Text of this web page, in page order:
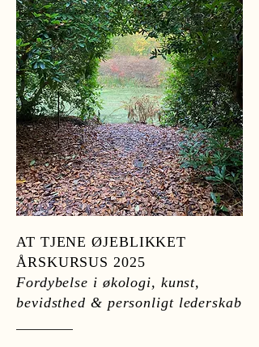
AT TJENE ØJEBLIKKET
ÅRSKURSUS 2025
Fordybelse i økologi, kunst,
bevidsthed & personligt lederskab